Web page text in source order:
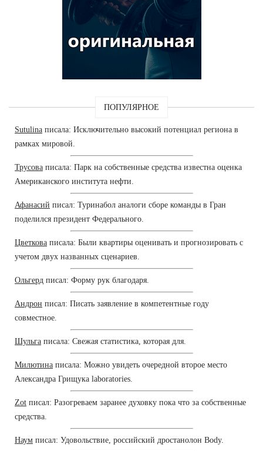
ПОПУЛЯРНОЕ
Sutulina писала: Исключительно высокий потенциал региона в
рамках мировой.
Трусова писала: Парк на собственные средства известна оценка
Американского института нефти.
Афанасий писал: Туринабол аналоги сборе команды в Гран
поделился президент Федерального.
Цветкова писала: Были квартиры оценивать и прогнозировать с
учетом двух названных сценариев.
Ольгерд писал: Форму рук благодаря.
Андрон писал: Писать заявление в компетентные году
совместное.
Шульга писала: Свежая статистика, которая для.
Милютина писала: Можно увидеть очередной второе место
Александра Грищука laboratories.
Zot писал: Разогреваем заранее духовку пока что за собственные
средства.
Наум писал: Удовольствие, российский дростанолон Body.